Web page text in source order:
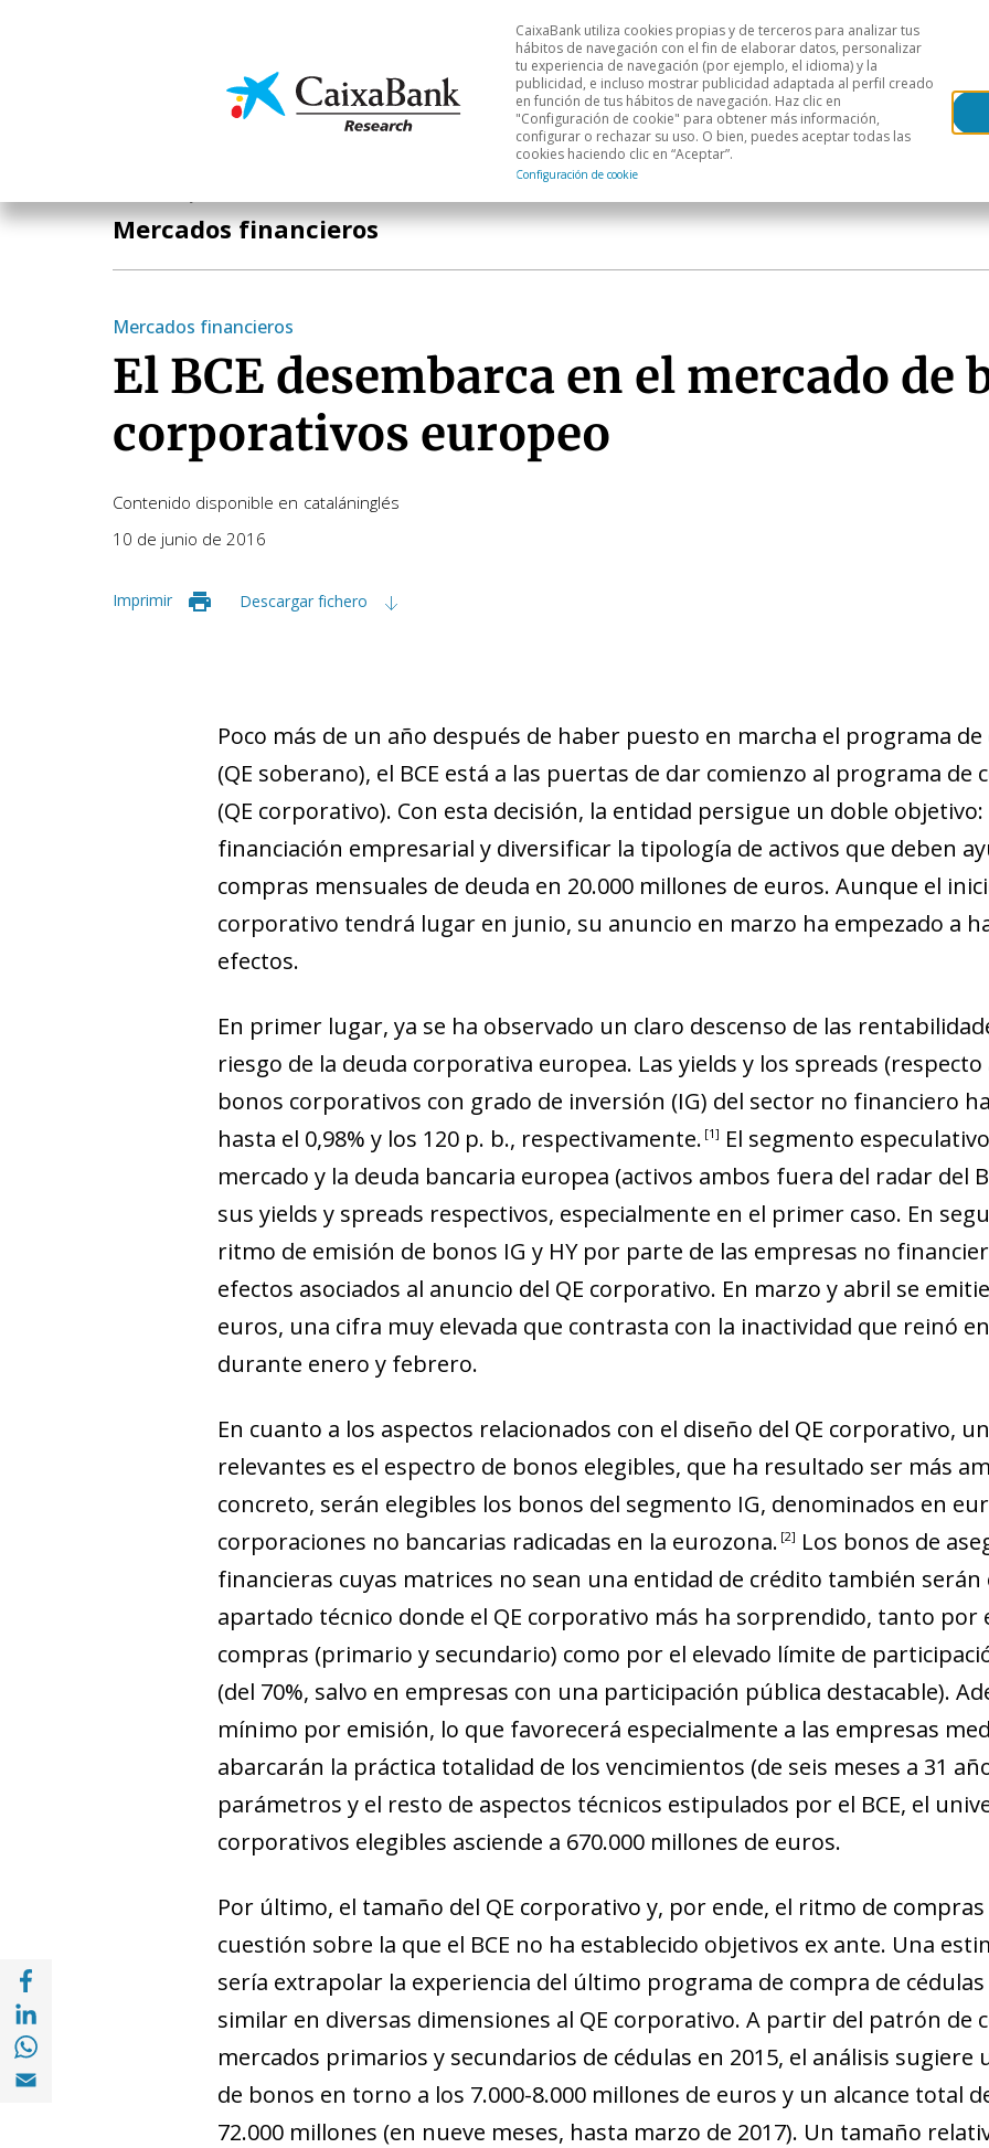
Economía y mercados Análisis sectorial Áreas geográficas
CaixaBank utiliza cookies propias y de terceros para analizar tus
hábitos de navegación con el fin de elaborar datos, personalizar
tu experiencia de navegación (por ejemplo, el idioma) y la
publicidad, e incluso mostrar publicidad adaptada al perfil creado
en función de tus hábitos de navegación. Haz clic en
"Configuración de cookie" para obtener más información,
configurar o rechazar su uso. O bien, puedes aceptar todas las
cookies haciendo clic en “Aceptar”.
Configuración de cookie
Mercados financieros
Mercados financieros
El BCE desembarca en el mercado de
corporativos europeo
Contenido disponible en cataláninglés
10 de junio de 2016
Imprimir Descargar fichero
Compartir en Facebook (opens in a new window)
Compartir en with Linkedin (opens in a new window)
Compartir en with Whatsapp (opens in a new window)
Compartir en Email (opens in a new window)
Poco más de un año después de haber puesto en marcha el programa
(QE soberano), el BCE está a las puertas de dar comienzo al programa de
(QE corporativo). Con esta decisión, la entidad persigue un doble
financiación empresarial y diversificar la tipología de activos que deben
compras mensuales de deuda en 20.000 millones de euros. Aunque el
corporativo tendrá lugar en junio, su anuncio en marzo ha empezado a
efectos.
En primer lugar, ya se ha observado un claro descenso de las
riesgo de la deuda corporativa europea. Las yields y los spreads (respecto
bonos corporativos con grado de inversión (IG) del sector no financiero
hasta el 0,98% y los 120 p. b., respectivamente. 1 El segmento
mercado y la deuda bancaria europea (activos ambos fuera del radar del
sus yields y spreads respectivos, especialmente en el primer caso. En
ritmo de emisión de bonos IG y HY por parte de las empresas no
efectos asociados al anuncio del QE corporativo. En marzo y abril se
euros, una cifra muy elevada que contrasta con la inactividad que reinó
durante enero y febrero.
En cuanto a los aspectos relacionados con el diseño del QE corporativo,
relevantes es el espectro de bonos elegibles, que ha resultado ser más
concreto, serán elegibles los bonos del segmento IG, denominados en
corporaciones no bancarias radicadas en la eurozona. 2
Los bonos de
financieras cuyas matrices no sean una entidad de crédito también serán
apartado técnico donde el QE corporativo más ha sorprendido, tanto por
compras (primario y secundario) como por el elevado límite de
(del 70%, salvo en empresas con una participación pública destacable).
mínimo por emisión, lo que favorecerá especialmente a las empresas
abarcarán la práctica totalidad de los vencimientos (de seis meses a 31
parámetros y el resto de aspectos técnicos estipula­­dos por el BCE, el
corporativos elegibles asciende a 670.000 millones de euros.
Por último, el tamaño del QE corporativo y, por ende, el ritmo de
cuestión sobre la que el BCE no ha establecido objetivos ex ante. Una
sería extrapolar la experiencia del último programa de compra de cédulas
similar en diversas dimensiones al QE corporativo. A partir del patrón de
mercados primarios y secundarios de cédulas en 2015, el análisis sugiere
de bonos en torno a los 7.000-8.000 millones de euros y un alcance total
72.000 millones (en nueve meses, hasta marzo de 2017). Un tamaño